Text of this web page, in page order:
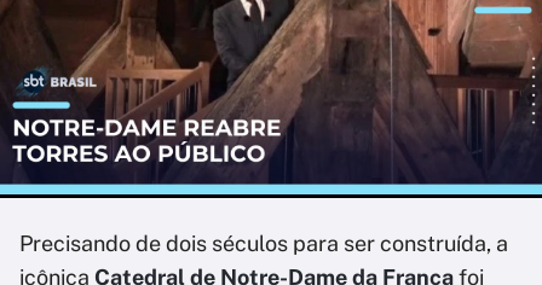
Precisando de dois séculos para ser construída, a
icônica Catedral de Notre-Dame da Françafoi